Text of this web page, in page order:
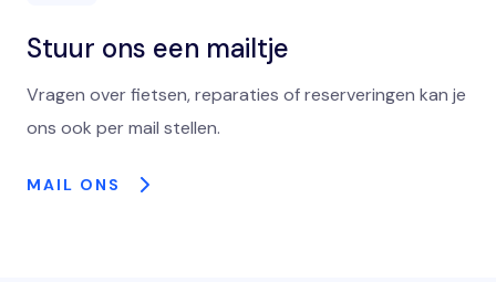
Stuur ons een mailtje
Vragen over fietsen, reparaties of reserveringen kan je
ons ook per mail stellen.
MAIL ONS